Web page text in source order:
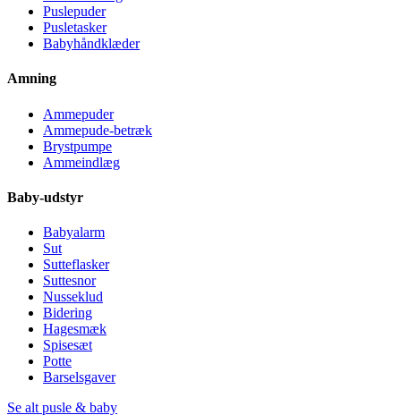
Puslepuder
Pusletasker
Babyhåndklæder
Amning
Ammepuder
Ammepude-betræk
Brystpumpe
Ammeindlæg
Baby-udstyr
Babyalarm
Sut
Sutteflasker
Suttesnor
Nusseklud
Bidering
Hagesmæk
Spisesæt
Potte
Barselsgaver
Se alt pusle & baby